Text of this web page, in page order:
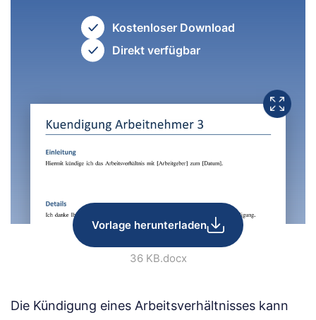
Kostenloser Download
Direkt verfügbar
Vorlage herunterladen
36 KB.docx
Die Kündigung eines Arbeitsverhältnisses kann